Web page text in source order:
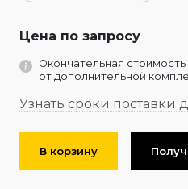
Цена по запросу
Окончательная стоимость
от дополнительной
Узнать сроки поставки
В корзину